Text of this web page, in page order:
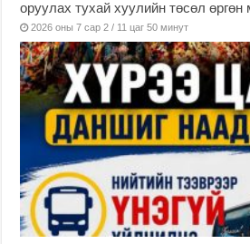
оруулах тухай хуулийн төсөл өргөн
2026 оны 7 сар 2 / 11 цаг 50 минут